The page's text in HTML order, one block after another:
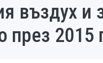
въздух и
през 2015